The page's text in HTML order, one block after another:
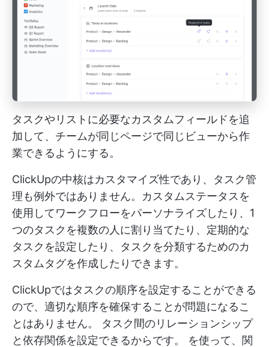
タスクやリストに必要なカスタムフィールドを追
加して、チームが同じページで同じビューから作
業できるようにする。
ClickUpの中核はカスタマイズ性であり、タスク管
理も例外ではありません。カスタムステータスを
使用してワークフローをパーソナライズしたり、1
つのタスクを複数の人に割り当てたり、定期的な
タスクを設定したり、タスクを分類するためのカ
スタムタグを作成したりできます。
ClickUpではタスクの順序を設定することができる
ので、適切な順序を確保することが問題になるこ
とはありません。 タスク間のリレーションシップ
と依存関係を設定できるからです。
を使って、関